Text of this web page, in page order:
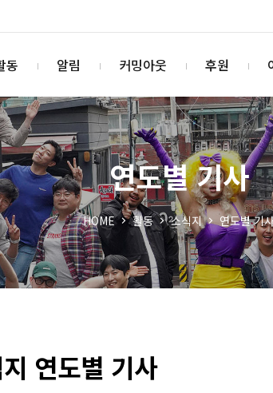
동 알림 커밍아웃 후원
연도별 기사
HOME 활동 소식지 연도별 기
연도별 기사